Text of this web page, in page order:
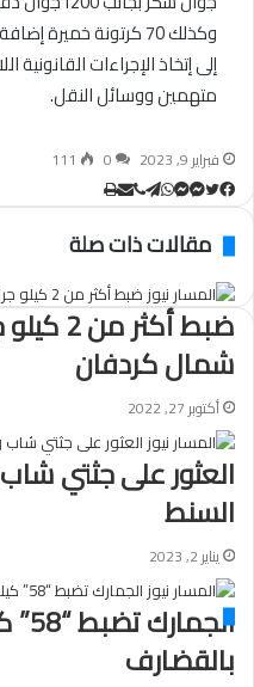
إلى إتخاذ الإجراءات
متهمين ووسائل النقل.
فبراير 9, 2023 0
111
فيسبوك
تويتر
ماسنجر
ماسنجر
واتساب
تيلقرام
ڤايبر
مشاركة
عبر
البريد
طباعة
مقالات ذات صلة
ضبط
شمال كردفان
أكتوبر 27, 2022
العثور على جثتي
السنط
يناير 2, 2023
بالقضارف